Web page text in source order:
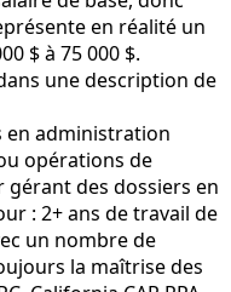
en réalité un
$ à 75 000 $.
une description de
en administration
opérations de
gérant des dossiers en
: 2+ ans de travail de
un nombre de
la maîtrise des